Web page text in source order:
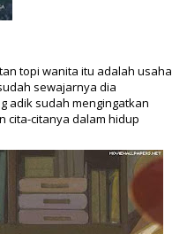
topi wanita itu adalah usaha
sewajarnya dia
adik sudah mengingatkan
cita-citanya dalam hidup